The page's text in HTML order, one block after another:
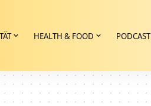
HEALTH & FOOD PODCAST